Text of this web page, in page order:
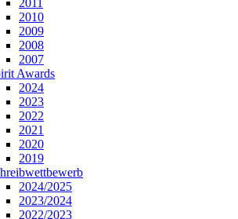
2011
2010
2009
2008
2007
Awards
2024
2023
2022
2021
2020
2019
2024/2025
2023/2024
2022/2023